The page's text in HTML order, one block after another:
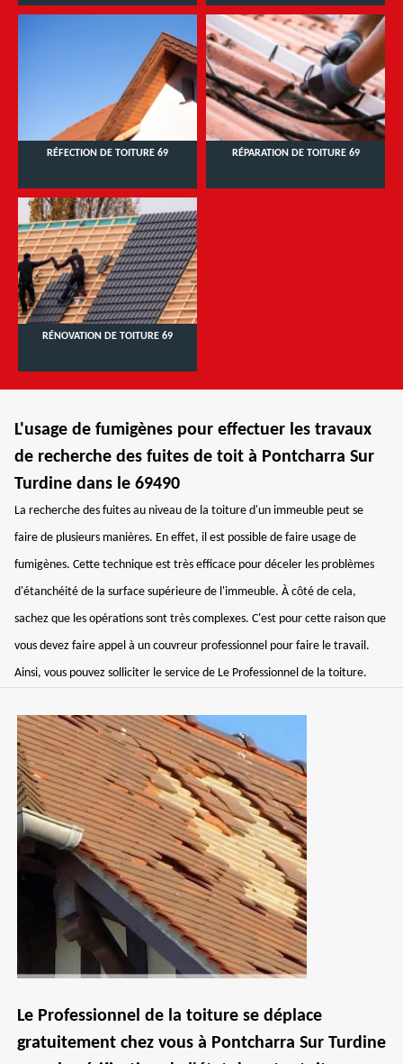
RÉFECTION DE TOITURE 69 RÉPARATION DE TOITURE 69
RÉNOVATION DE TOITURE 69
L'usage de fumigènes pour effectuer les travaux
de recherche des fuites de toit à Pontcharra Sur
Turdine dans le 69490
La recherche des fuites au niveau de la toiture d'un immeuble peut se
faire de plusieurs manières. En effet, il est possible de faire usage de
fumigènes. Cette technique est très efficace pour déceler les problèmes
d'étanchéité de la surface supérieure de l'immeuble. À côté de cela,
sachez que les opérations sont très complexes. C'est pour cette raison que
vous devez faire appel à un couvreur professionnel pour faire le travail.
Ainsi, vous pouvez solliciter le service de Le Professionnel de la toiture.
Le Professionnel de la toiture se déplace
gratuitement chez vous à Pontcharra Sur Turdine